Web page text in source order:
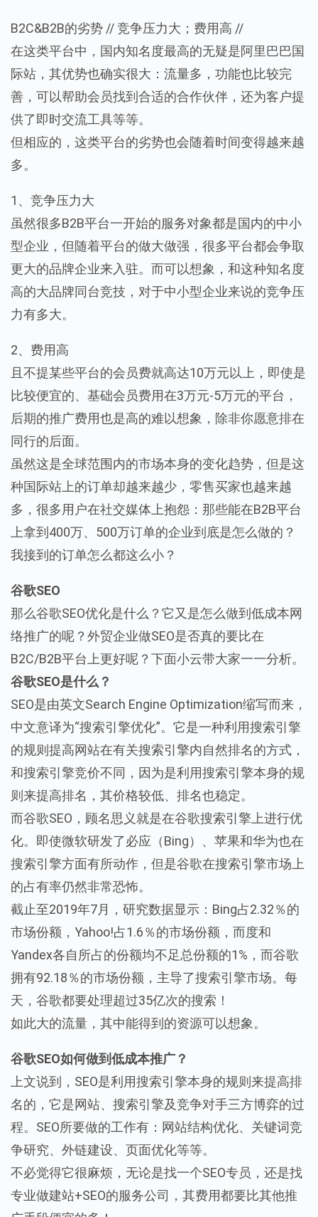
B2C&B2B的劣势 // 竞争压力大；费用高 //
在这类平台中，国内知名度最高的无疑是阿里巴巴国
际站，其优势也确实很大：流量多，功能也比较完
善，可以帮助会员找到合适的合作伙伴，还为客户提
供了即时交流工具等等。
但相应的，这类平台的劣势也会随着时间变得越来越
多。
1、竞争压力大
虽然很多B2B平台一开始的服务对象都是国内的中小
型企业，但随着平台的做大做强，很多平台都会争取
更大的品牌企业来入驻。而可以想象，和这种知名度
高的大品牌同台竞技，对于中小型企业来说的竞争压
力有多大。
2、费用高
且不提某些平台的会员费就高达10万元以上，即使是
比较便宜的、基础会员费用在3万元-5万元的平台，
后期的推广费用也是高的难以想象，除非你愿意排在
同行的后面。
虽然这是全球范围内的市场本身的变化趋势，但是这
种国际站上的订单却越来越少，零售买家也越来越
多，很多用户在社交媒体上抱怨：那些能在B2B平台
上拿到400万、500万订单的企业到底是怎么做的？
我接到的订单怎么都这么小？
谷歌SEO
那么谷歌SEO优化是什么？它又是怎么做到低成本网
络推广的呢？外贸企业做SEO是否真的要比在
B2C/B2B平台上更好呢？下面小云带大家一一分析。
谷歌SEO是什么？
SEO是由英文Search Engine Optimization缩写而来，
中文意译为“搜索引擎优化”。它是一种利用搜索引擎
的规则提高网站在有关搜索引擎内自然排名的方式，
和搜索引擎竞价不同，因为是利用搜索引擎本身的规
则来提高排名，其价格较低、排名也稳定。
而谷歌SEO，顾名思义就是在谷歌搜索引擎上进行优
化。即使微软研发了必应（Bing）、苹果和华为也在
搜索引擎方面有所动作，但是谷歌在搜索引擎市场上
的占有率仍然非常恐怖。
截止至2019年7月，研究数据显示：Bing占2.32％的
市场份额，Yahoo!占1.6％的市场份额，而度和
Yandex各自所占的份额均不足总份额的1%，而谷歌
拥有92.18％的市场份额，主导了搜索引擎市场。每
天，谷歌都要处理超过35亿次的搜索！
如此大的流量，其中能得到的资源可以想象。
谷歌SEO如何做到低成本推广？
上文说到，SEO是利用搜索引擎本身的规则来提高排
名的，它是网站、搜索引擎及竞争对手三方博弈的过
程。SEO所要做的工作有：网站结构优化、关键词竞
争研究、外链建设、页面优化等等。
不必觉得它很麻烦，无论是找一个SEO专员，还是找
专业做建站+SEO的服务公司，其费用都要比其他推